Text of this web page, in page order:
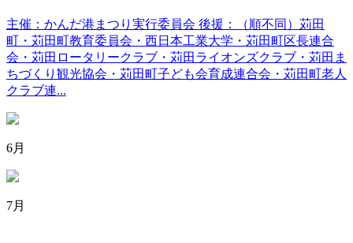
主催：かんだ港まつり実行委員会 後援：（順不同）苅田
町・苅田町教育委員会・西日本工業大学・苅田町区長連合
会・苅田ロータリークラブ・苅田ライオンズクラブ・苅田ま
ちづくり観光協会・苅田町子ども会育成連合会・苅田町老人
クラブ連...
6月
7月